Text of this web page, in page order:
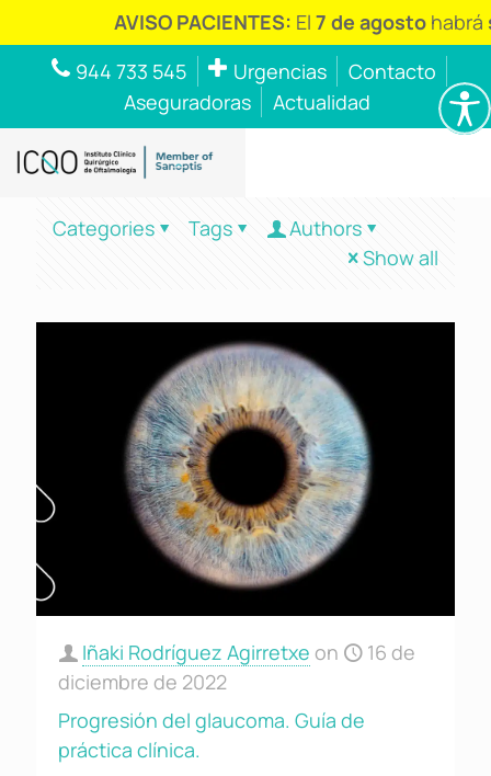
AVISO PACIENTES:El 7 de agostohabrá
944 733 545
Urgencias
Contacto
Aseguradoras
Actualidad
Categories Tags
Authors
Show all
Iñaki Rodríguez Agirretxe on
16 de
diciembre de 2022
Progresión del glaucoma. Guía de
práctica clínica.